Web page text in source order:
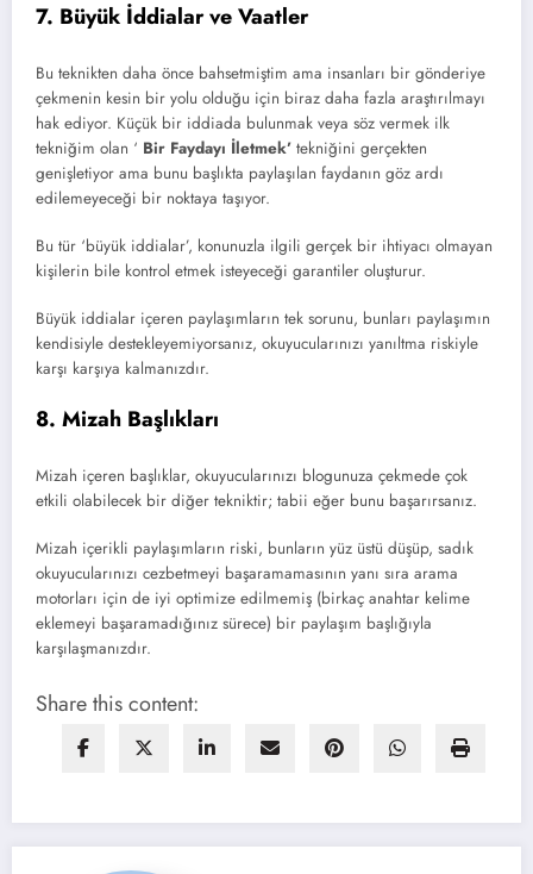
7. Büyük İddialar ve Vaatler
Bu teknikten daha önce bahsetmiştim ama insanları bir gönderiye
çekmenin kesin bir yolu olduğu için biraz daha fazla araştırılmayı
hak ediyor. Küçük bir iddiada bulunmak veya söz vermek ilk
tekniğim olan ‘ Bir Faydayı İletmek’ tekniğini gerçekten
genişletiyor ama bunu başlıkta paylaşılan faydanın göz ardı
edilemeyeceği bir noktaya taşıyor.
Bu tür ‘büyük iddialar’, konunuzla ilgili gerçek bir ihtiyacı olmayan
kişilerin bile kontrol etmek isteyeceği garantiler oluşturur.
Büyük iddialar içeren paylaşımların tek sorunu, bunları paylaşımın
kendisiyle destekleyemiyorsanız, okuyucularınızı yanıltma riskiyle
karşı karşıya kalmanızdır.
8. Mizah Başlıkları
Mizah içeren başlıklar, okuyucularınızı blogunuza çekmede çok
etkili olabilecek bir diğer tekniktir; tabii eğer bunu başarırsanız.
Mizah içerikli paylaşımların riski, bunların yüz üstü düşüp, sadık
okuyucularınızı cezbetmeyi başaramamasının yanı sıra arama
motorları için de iyi optimize edilmemiş (birkaç anahtar kelime
eklemeyi başaramadığınız sürece) bir paylaşım başlığıyla
karşılaşmanızdır.
Share this content: